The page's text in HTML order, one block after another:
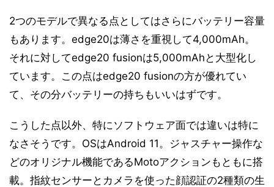
2つのモデルで異なる点としてはさらにバッテリー容量
もあります。edge20は薄さを重視して4,000mAh。
それに対してedge20 fusionは5,000mAhと大型化し
ています。この点はedge20 fusionの方が優れてい
て、その分バッテリーの持ちもいいはずです。
こうした点以外、特にソフトウェア面では違いは特に
なさそうです。OSはAndroid 11。ジャスチャー操作な
どのオリジナル機能であるMotoアクションもともに搭
載。指紋センサーとカメラを使った顔認証の2種類の生